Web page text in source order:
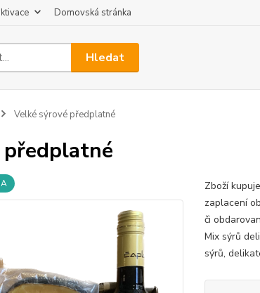
Domovská stránka
Hledat
Velké sýrové předplatné
Zboží
zaplacení
či
Mix sýrů
sýrů,